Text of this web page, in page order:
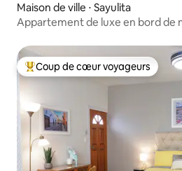
Maison de ville ⋅ Sayulita
Appartement de luxe en bord de
Coups de cœur voyageurs les plus
Coup de cœur voyageurs